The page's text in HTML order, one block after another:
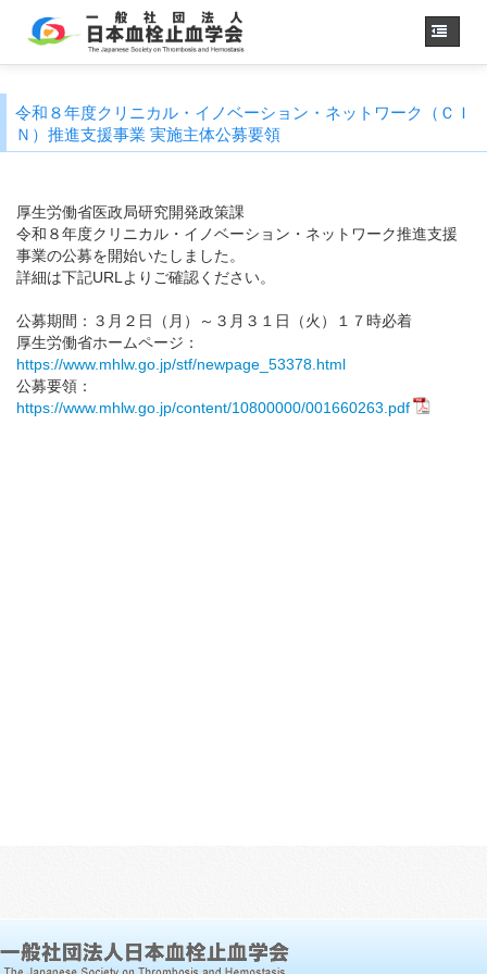
学会概要・理事長挨拶
各種委員会
診療ガイドライン
用語集
認定技師制度
学術集会
会員専用
令和８年度クリニカル・イノベーション・ネットワーク（ＣＩ
Ｎ）推進支援事業 実施主体公募要領
厚生労働省医政局研究開発政策課
令和８年度クリニカル・イノベーション・ネットワーク推進支援
事業の公募を開始いたしました。
詳細は下記URLよりご確認ください。
公募期間：３月２日（月）～３月３１日（火）１７時必着
厚生労働省ホームページ：
https://www.mhlw.go.jp/stf/newpage_53378.html
公募要領：
https://www.mhlw.go.jp/content/10800000/001660263.pdf